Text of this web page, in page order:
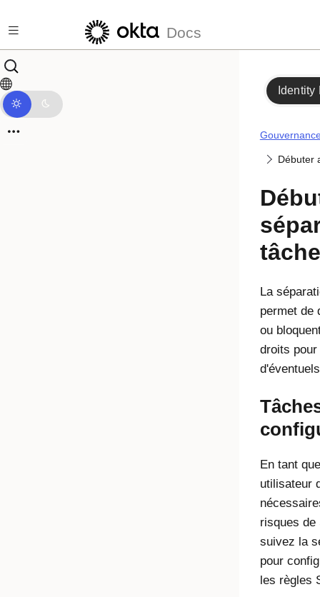
Docs
Identity
Débuter
La
permet de
ou
droits
En tant
utilisateur
risques de
suivez la
pour
les règles